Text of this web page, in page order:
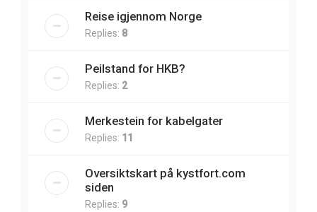
Reise igjennom Norge
Replies: 8
Peilstand for HKB?
Replies: 2
Merkestein for kabelgater
Replies: 11
Oversiktskart på kystfort.com
siden
Replies: 9